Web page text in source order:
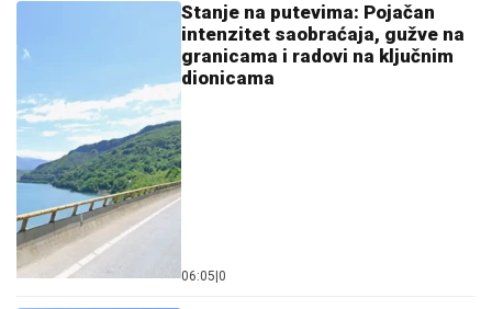
Stanje na putevima: Pojačan
intenzitet saobraćaja, gužve na
granicama i radovi na ključnim
dionicama
06:05 0